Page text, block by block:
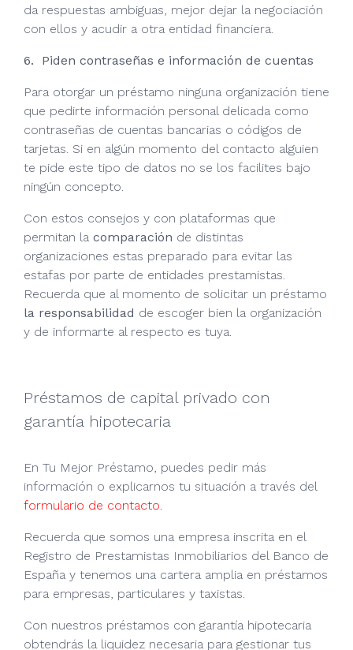
da respuestas ambiguas, mejor dejar la negociación
con ellos y acudir a otra entidad financiera.
6. Piden contraseñas e información de cuentas
Para otorgar un préstamo ninguna organización tiene
que pedirte información personal delicada como
contraseñas de cuentas bancarias o códigos de
tarjetas. Si en algún momento del contacto alguien
te pide este tipo de datos no se los facilites bajo
ningún concepto.
Con estos consejos y con plataformas que
permitan la comparación de distintas
organizaciones estas preparado para evitar las
estafas por parte de entidades prestamistas.
Recuerda que al momento de solicitar un préstamo
la responsabilidad de escoger bien la organización
y de informarte al respecto es tuya.
Préstamos de capital privado con
garantía hipotecaria
En Tu Mejor Préstamo, puedes pedir más
información o explicarnos tu situación a través del
formulario de contacto.
Recuerda que somos una empresa inscrita en el
Registro de Prestamistas Inmobiliarios del Banco de
España y tenemos una cartera amplia en préstamos
para empresas, particulares y taxistas.
Con nuestros préstamos con garantía hipotecaria
obtendrás la liquidez necesaria para gestionar tus